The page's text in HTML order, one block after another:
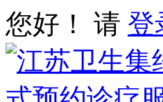
您好！ 请 登